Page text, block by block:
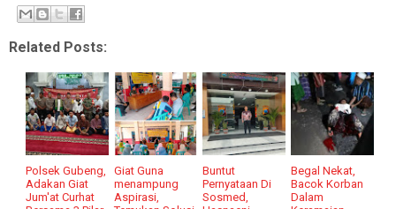
Related Posts:
Polsek Gubeng,
Adakan Giat
Jum'at Curhat
Giat Guna
menampung
Aspirasi,
Buntut
Pernyataan Di
Sosmed,
Begal Nekat,
Bacok Korban
Dalam